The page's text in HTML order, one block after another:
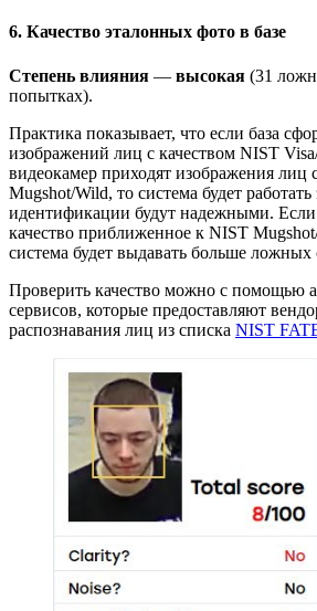
6. Качество эталонных фото в базе
Степень влияния — высокая (31
попытках).
Практика показывает, что если база
изображений лиц с качеством NIST
видеокамер приходят изображения лиц
Mugshot/Wild, то система будет
идентификации будут надежными.
качество приближенное к NIST
система будет выдавать больше ложных
Проверить качество можно с помощью
сервисов, которые предоставляют
распознавания лиц из списка NIST